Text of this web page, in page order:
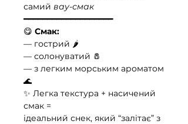
самий вау-смак
━━━━━━━━━━━━━━━━━━━
😋 Смак:
— гострий 🌶️
— солонуватий 🧂
— з легким морським ароматом
🌊
✨ Легка текстура + насичений
смак =
ідеальний снек, який “залітає” з